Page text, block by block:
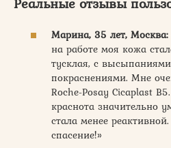
Марина, 35 лет, Москва:
на работе моя кожа
тусклая, с
покраснениями. Мне
Roche-Posay Cicaplast
краснота значительно
стала менее
спасение!»